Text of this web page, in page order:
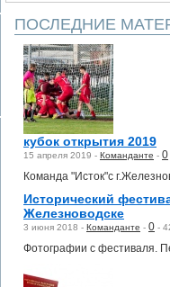
ПОСЛЕДНИЕ
кубок открытия 2019
15 апреля 2019 - Команданте - 0
Команда "Исток"с
Исторический
Железноводске
3 июня 2018 - Команданте - 0 -
Фотографии с фестиваля.